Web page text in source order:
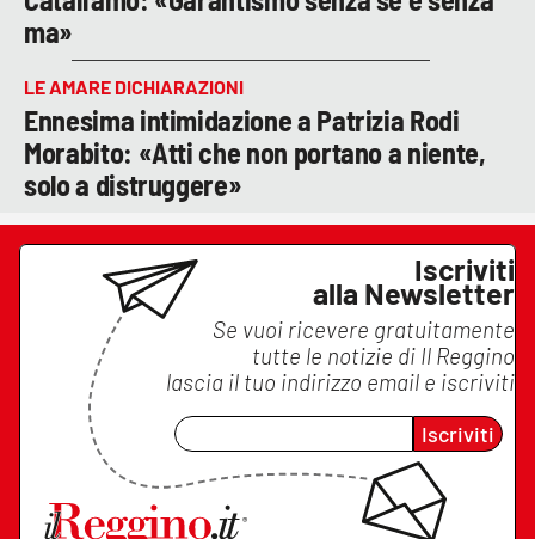
ma»
LE AMARE DICHIARAZIONI
Ennesima intimidazione a Patrizia Rodi
Morabito: «Atti che non portano a niente,
solo a distruggere»
Iscriviti
alla Newsletter
Se vuoi ricevere gratuitamente
tutte le notizie di Il Reggino
lascia il tuo indirizzo email e iscriviti
Iscriviti